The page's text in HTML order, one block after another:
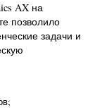
AX на
позволило
задачи и